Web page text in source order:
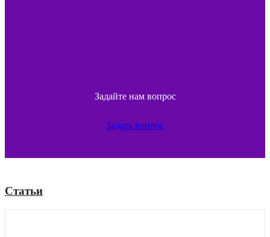
Задайте нам вопрос
Задать вопрос
Статьи